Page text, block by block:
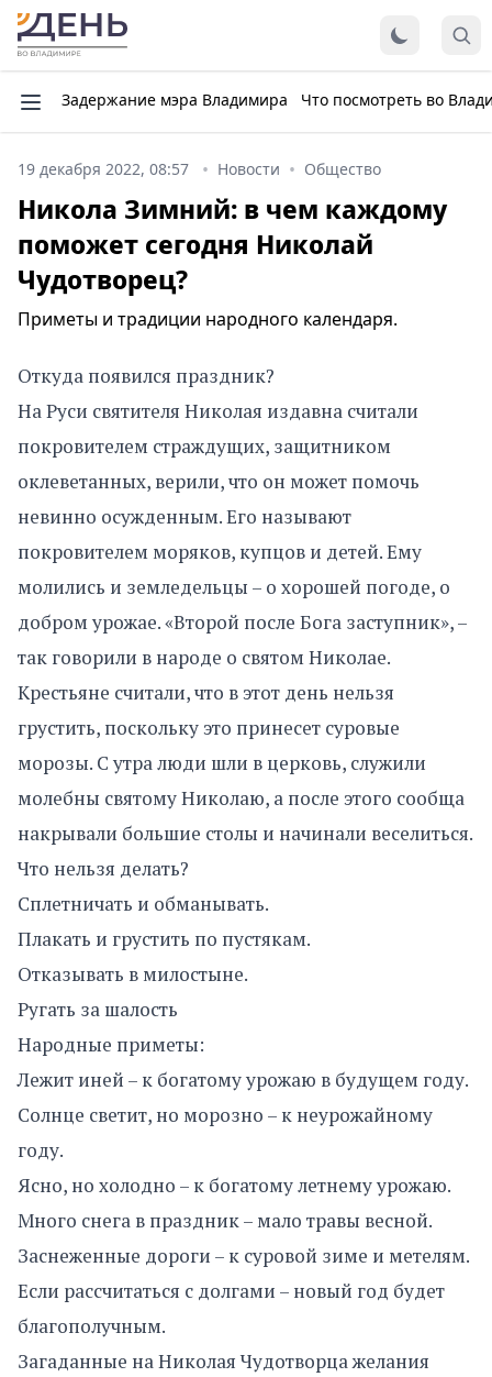
Задержание мэра Владимира Что посмотреть во
19 декабря 2022, 08:57 Новости Общество
Никола Зимний: в чем каждому
поможет сегодня Николай
Чудотворец?
Приметы и традиции народного календаря.
Откуда появился праздник?
На Руси святителя Николая издавна считали
покровителем страждущих, защитником
оклеветанных, верили, что он может помочь
невинно осужденным. Его называют
покровителем моряков, купцов и детей. Ему
молились и земледельцы – о хорошей погоде, о
добром урожае. «Второй после Бога заступник», –
так говорили в народе о святом Николае.
Крестьяне считали, что в этот день нельзя
грустить, поскольку это принесет суровые
морозы. С утра люди шли в церковь, служили
молебны святому Николаю, а после этого сообща
накрывали большие столы и начинали веселиться.
Что нельзя делать?
Сплетничать и обманывать.
Плакать и грустить по пустякам.
Отказывать в милостыне.
Ругать за шалость
Народные приметы:
Лежит иней – к богатому урожаю в будущем году.
Солнце светит, но морозно – к неурожайному
году.
Ясно, но холодно – к богатому летнему урожаю.
Много снега в праздник – мало травы весной.
Заснеженные дороги – к суровой зиме и метелям.
Если рассчитаться с долгами – новый год будет
благополучным.
Загаданные на Николая Чудотворца желания